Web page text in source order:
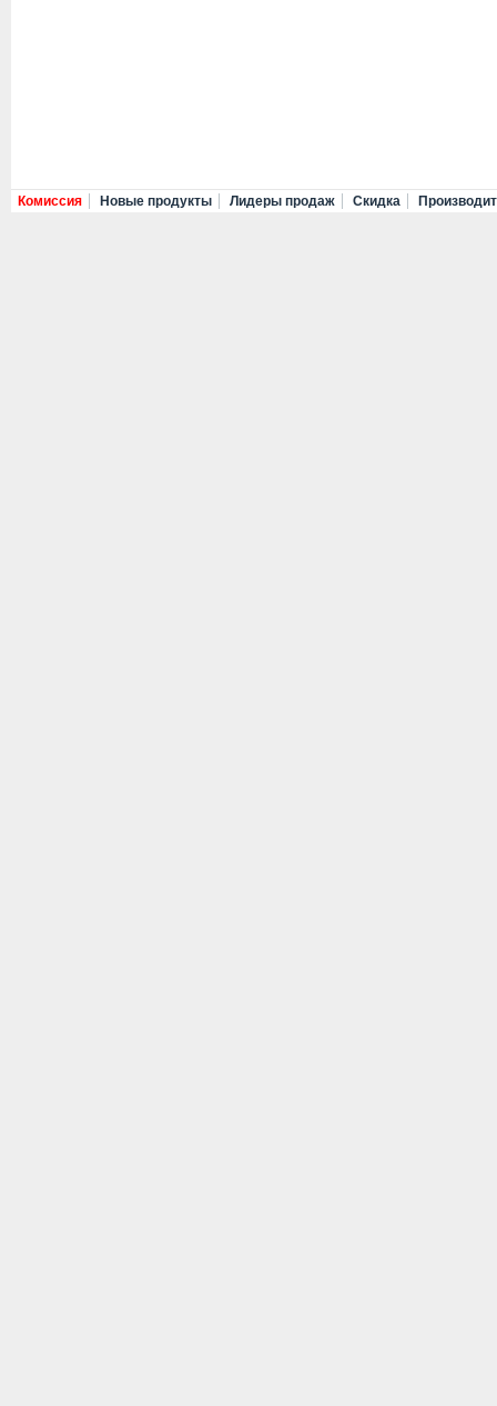
Комиссия Новые продукты Лидеры продаж Скидка